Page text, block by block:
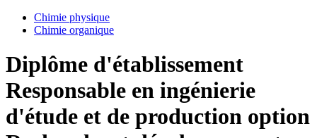
Chimie physique
Chimie organique
Diplôme d'établissement
Responsable en ingénierie
d'étude et de production option